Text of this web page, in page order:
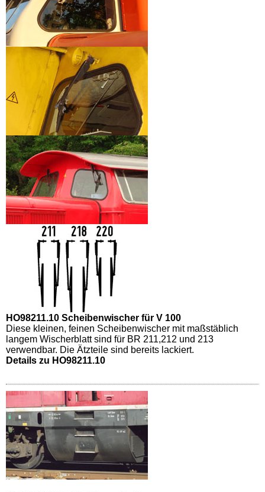
HO98211.10 Scheibenwischer für V 100
Diese kleinen, feinen Scheibenwischer mit maßstäblich
langem Wischerblatt sind für BR 211,212 und 213
verwendbar. Die Ätzteile sind bereits lackiert.
Details zu HO98211.10